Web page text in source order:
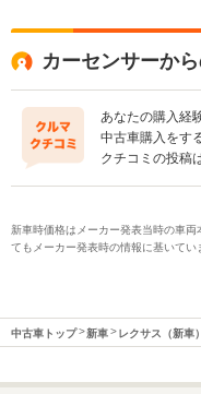
カーセンサーか
あなたの購入経
中古車購入をす
クチコミの投稿
新車時価格はメーカー発表当時の車
てもメーカー発表時の情報に基いてい
中古車トップ 新車 レクサス（新車）